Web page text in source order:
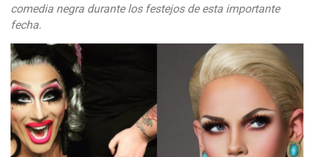
comedia negra durante los festejos de esta importante
fecha.